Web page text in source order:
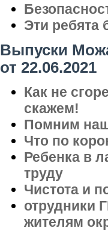
Эти ребята
Выпуски
от 22.06.2021
Как не
скажем!
Помним
Что по
Ребенка в
труду
Чистота и
отрудники
жителям